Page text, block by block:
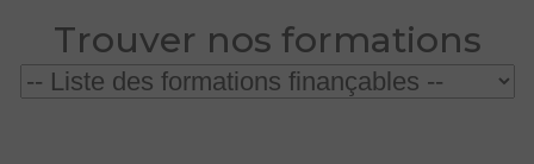
Trouver nos formations
directement sur le CPF